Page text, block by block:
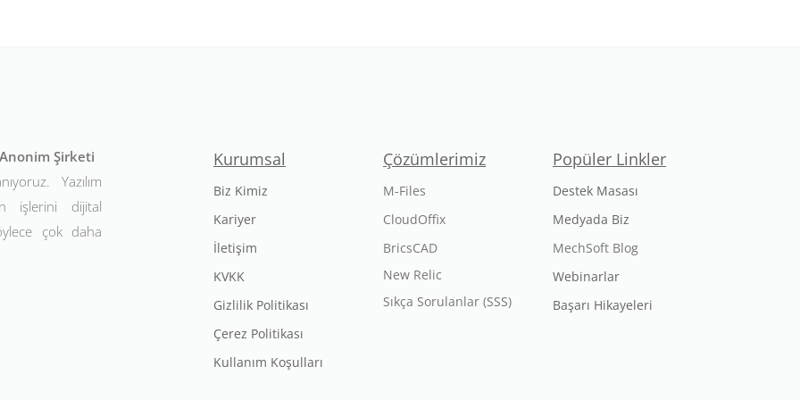
Şirketi
Yazılım
işlerini dijital
çok daha
Kurumsal
Biz Kimiz
Kariyer
İletişim
KVKK
Gizlilik Politikası
Çerez Politikası
Kullanım Koşulları
Çözümlerimiz
M-Files
CloudOffix
BricsCAD
New Relic
Sıkça Sorulanlar (SSS)
Popüler Linkler
Destek Masası
Medyada Biz
MechSoft Blog
Webinarlar
Başarı Hikayeleri